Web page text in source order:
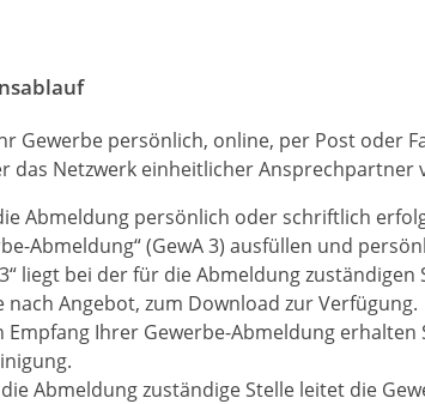
Gewerbe persönlich, online, per Post oder
das Netzwerk einheitlicher Ansprechpartner
Abmeldung persönlich oder schriftlich
Abmeldung“ (GewA 3) ausfüllen und
3“ liegt bei der für die Abmeldung
nach Angebot, zum Download zur Verfügung.
Empfang Ihrer Gewerbe-Abmeldung
Abmeldung zuständige Stelle leitet die